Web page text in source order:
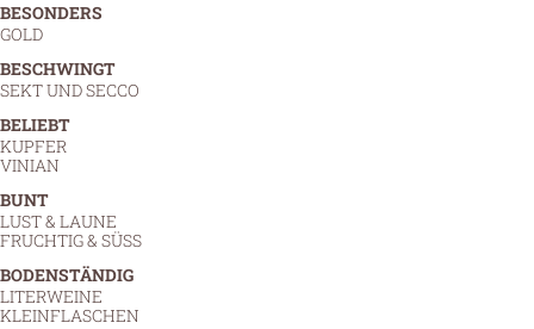
BESONDERS
GOLD
BESCHWINGT
SEKT UND SECCO
BELIEBT
KUPFER
VINIAN
BUNT
LUST & LAUNE
FRUCHTIG & SÜSS
BODENSTÄNDIG
LITERWEINE
KLEINFLASCHEN